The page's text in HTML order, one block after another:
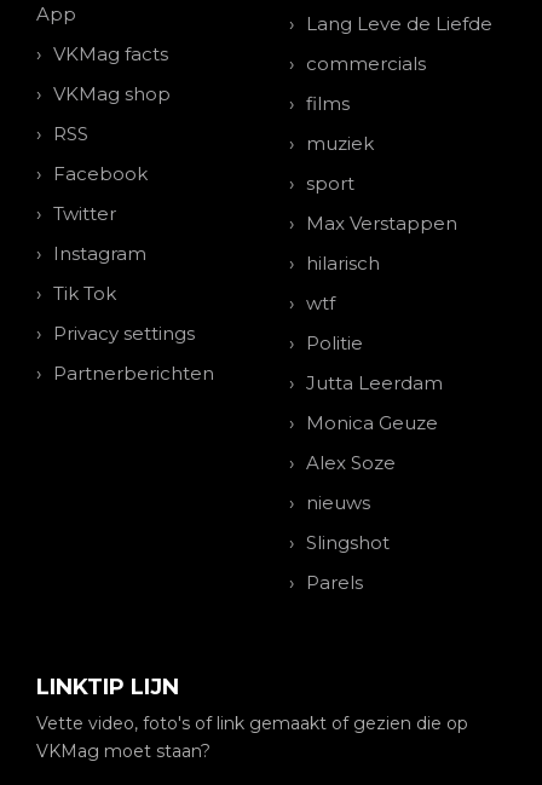
App
VKMag facts
VKMag shop
RSS
Facebook
Twitter
Instagram
Tik Tok
Privacy settings
Partnerberichten
Lang Leve de Liefde
commercials
films
muziek
sport
Max Verstappen
hilarisch
wtf
Politie
Jutta Leerdam
Monica Geuze
Alex Soze
nieuws
Slingshot
Parels
LINKTIP LIJN
Vette video, foto's of link gemaakt of gezien die op
VKMag moet staan?